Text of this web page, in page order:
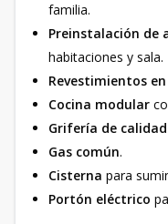
familia.
Preinstalación de
habitaciones y sala.
Revestimientos
Cocina modular
Grifería de
Gas común.
Cisterna para
Portón eléctrico